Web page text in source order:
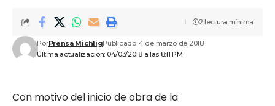
Última actualización: 04/03/2018 a las 8:11 PM
PorPrensa MichligPublicado: 4 de marzo de 2018
2 lectura mínima
Con motivo del inicio de obra de la